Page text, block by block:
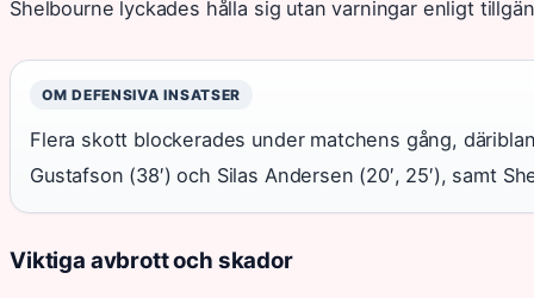
Shelbourne lyckades hålla sig utan varningar enligt
OM DEFENSIVA INSATSER
Flera skott blockerades under matchens gång,
Gustafson (38′) och Silas Andersen (20′, 25′), samt
Viktiga avbrott och skador